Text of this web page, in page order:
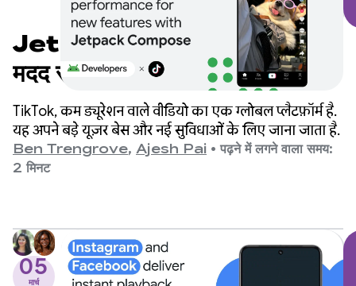
Jetpack Compose की
मदद से, TikTok ने कोड का साइज़
58% तक कम किया और नई
सुविधाओं के लिए ऐप्लिकेशन की
परफ़ॉर्मेंस बेहतर बनाई
TikTok, कम ड्यूरेशन वाले वीडियो का एक ग्लोबल प्लैटफ़ॉर्म है.
यह अपने बड़े यूज़र बेस और नई सुविधाओं के लिए जाना जाता है.
Ben Trengrove, Ajesh Pai • पढ़ने में लगने वाला समय:
2 मिनट
05
मार्च